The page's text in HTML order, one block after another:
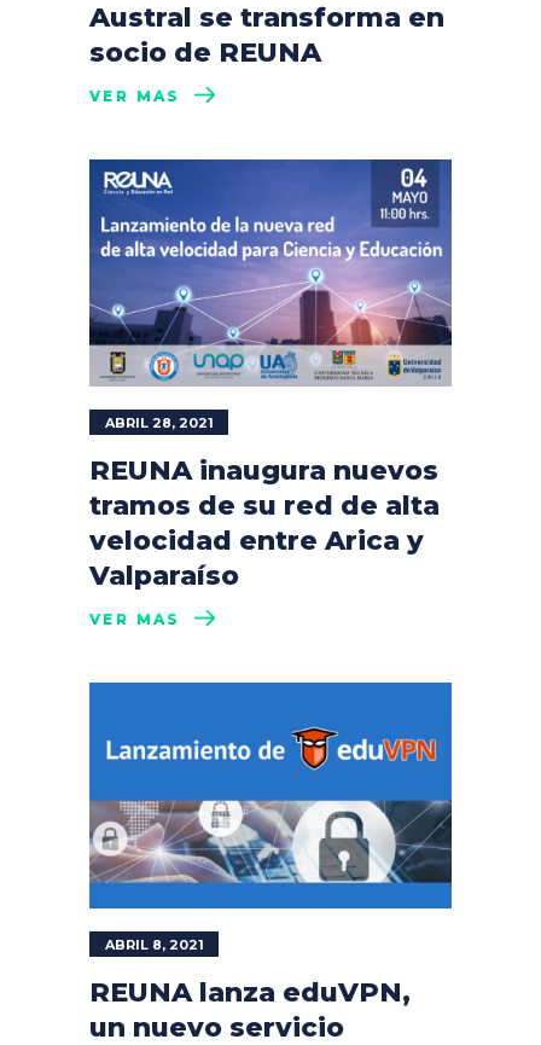
Austral se transforma en
socio de REUNA
VER MÁS
ABRIL 28, 2021
REUNA inaugura nuevos
tramos de su red de alta
velocidad entre Arica y
Valparaíso
VER MÁS
ABRIL 8, 2021
REUNA lanza eduVPN,
un nuevo servicio